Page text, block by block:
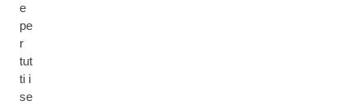
e
pe
r
tut
ti i
se